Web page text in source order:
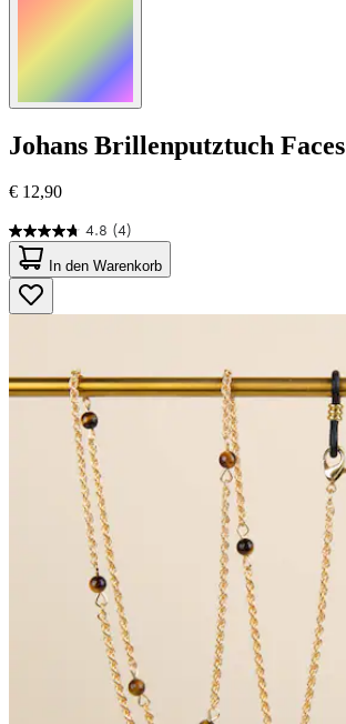
Johans Brillenputztuch Faces
€ 12,90
4.8 (4)
4.8
von
5
Sternen.
4
In den Warenkorb